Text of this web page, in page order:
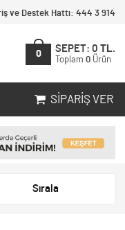
ve Destek Hattı: 444 3 914
0
SEPET: 0 TL.
Toplam 0 Ürün
SIPARIŞ VER
Sırala